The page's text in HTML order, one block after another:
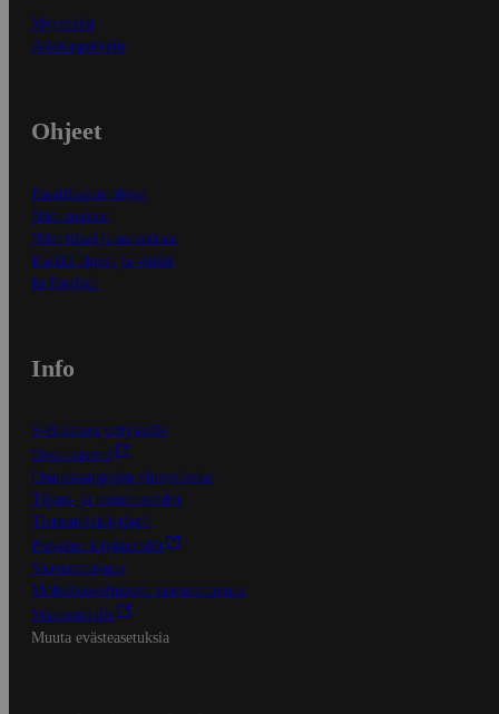
Myymälät
Asiakaspalvelu
Ohjeet
Ensitilaajan ohjeet
Näin maksat
Näin tilaat ja muokkaat
Kaikki ohjeet ja vinkit
In English
Info
S-Business yrityksille
Oiva-raportit
Osuuskauppojen yhteystiedot
Tilaus- ja toimitusehdot
Tietosuojakäytäntö
Palvelun käyttöehdot
Saavutettavuus
Mobiilisovelluksen saavutettavuus
Mainostajalle
Muuta evästeasetuksia